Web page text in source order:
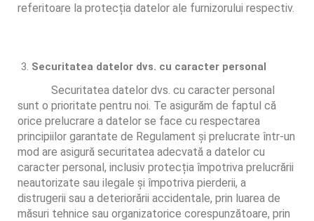
referitoare la protecția datelor ale furnizorului respectiv.
Securitatea datelor dvs. cu caracter personal
Securitatea datelor dvs. cu caracter personal
sunt o prioritate pentru noi. Te asigurăm de faptul că
orice prelucrare a datelor se face cu respectarea
principiilor garantate de Regulament și prelucrate într-un
mod are asigură securitatea adecvată a datelor cu
caracter personal, inclusiv protecția împotriva prelucrării
neautorizate sau ilegale și împotriva pierderii, a
distrugerii sau a deteriorării accidentale, prin luarea de
măsuri tehnice sau organizatorice corespunzătoare, prin